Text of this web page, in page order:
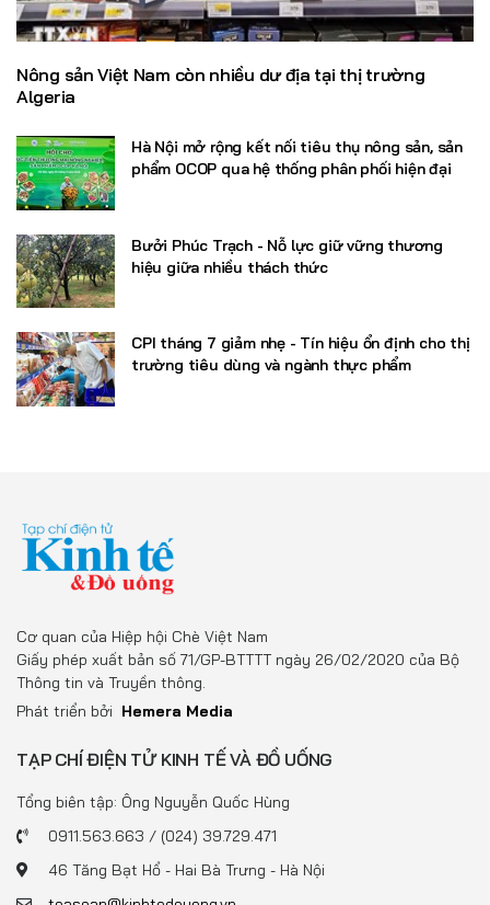
Nông sản Việt Nam còn nhiều dư địa tại thị trường
Algeria
Hà Nội mở rộng kết nối tiêu thụ nông sản, sản
phẩm OCOP qua hệ thống phân phối hiện đại
Bưởi Phúc Trạch - Nỗ lực giữ vững thương
hiệu giữa nhiều thách thức
CPI tháng 7 giảm nhẹ - Tín hiệu ổn định cho thị
trường tiêu dùng và ngành thực phẩm
Cơ quan của Hiệp hội Chè Việt Nam
Giấy phép xuất bản số 71/GP-BTTTT ngày 26/02/2020 của Bộ
Thông tin và Truyền thông.
Phát triển bởi Hemera Media
TẠP CHÍ ĐIỆN TỬ KINH TẾ VÀ ĐỒ UỐNG
Tổng biên tập: Ông Nguyễn Quốc Hùng
0911.563.663 / (024) 39.729.471
46 Tăng Bạt Hổ - Hai Bà Trưng - Hà Nội